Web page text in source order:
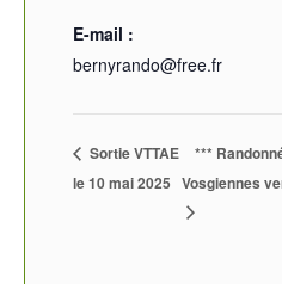
E-mail :
bernyrando@free.fr
Sortie VTTAE
le 10 mai 2025
***
Vosgiennes